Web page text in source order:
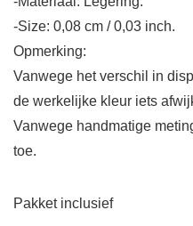
-Size: 0,08 cm / 0,03 inch.
Opmerking:
Vanwege het verschil in
de werkelijke kleur iets
Vanwege handmatige
toe.
Pakket inclusief